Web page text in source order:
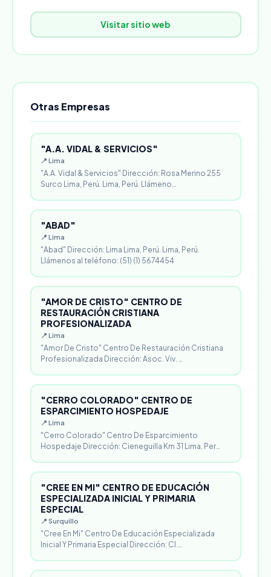
Visitar sitio web
Otras Empresas
"A.A. VIDAL & SERVICIOS"
📍 Lima
"A.A. Vidal & Servicios" Dirección: Rosa Merino 255
Surco Lima, Perú. Lima, Perú. Llámeno…
"ABAD"
📍 Lima
"Abad" Dirección: Lima Lima, Perú. Lima, Perú.
Llámenos al teléfono: (51) (1) 5674454
"AMOR DE CRISTO" CENTRO DE
RESTAURACIÓN CRISTIANA
PROFESIONALIZADA
📍 Lima
"Amor De Cristo" Centro De Restauración Cristiana
Profesionalizada Dirección: Asoc. Viv. …
"CERRO COLORADO" CENTRO DE
ESPARCIMIENTO HOSPEDAJE
📍 Lima
"Cerro Colorado" Centro De Esparcimiento
Hospedaje Dirección: Cieneguilla Km 31 Lima, Per…
"CREE EN MI" CENTRO DE EDUCACIÓN
ESPECIALIZADA INICIAL Y PRIMARIA
ESPECIAL
📍 Surquillo
"Cree En Mi" Centro De Educación Especializada
Inicial Y Primaria Especial Dirección: Cl.…